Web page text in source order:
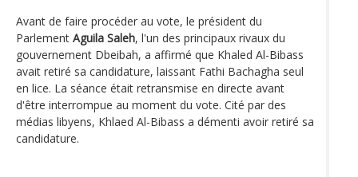
Avant de faire procéder au vote, le président du
Parlement Aguila Saleh, l'un des principaux rivaux du
gouvernement Dbeibah, a affirmé que Khaled Al-Bibass
avait retiré sa candidature, laissant Fathi Bachagha seul
en lice. La séance était retransmise en directe avant
d'être interrompue au moment du vote. Cité par des
médias libyens, Khlaed Al-Bibass a démenti avoir retiré sa
candidature.